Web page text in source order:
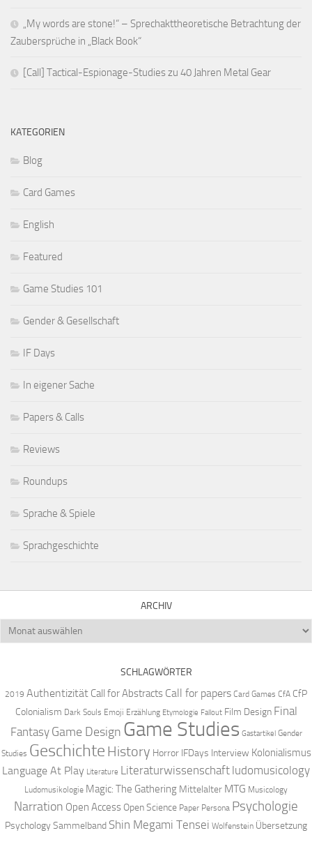
„My words are stone!“ – Sprechakttheoretische Betrachtung der
Zaubersprüche in „Black Book“
[Call] Tactical-Espionage-Studies zu 40 Jahren Metal Gear
KATEGORIEN
Blog
Card Games
English
Featured
Game Studies 101
Gender & Gesellschaft
IF Days
In eigener Sache
Papers & Calls
Reviews
Roundups
Sprache & Spiele
Sprachgeschichte
ARCHIV
Archiv
SCHLAGWÖRTER
2019 Authentizität Call for Abstracts Call for papers Card Games CfA CfP
Colonialism Dark Souls Emoji Erzählung Etymologie Fallout Film Design Final
Fantasy Game Design Game Studies Gastartikel Gender
Studies Geschichte History Horror IFDays Interview Kolonialismus
Language At Play Literature Literaturwissenschaft ludomusicology
Ludomusikologie Magic: The Gathering Mittelalter MTG Musicology
Narration Open Access Open Science Paper Persona Psychologie
PsychologySammelband Shin Megami Tensei Wolfenstein Übersetzung